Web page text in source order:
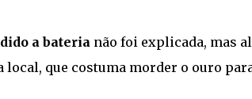
a baterianão foi explicada, mas
que costuma morder o ouro